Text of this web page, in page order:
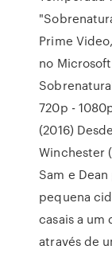
Prime
no
720p -
(2016)
Winchester
Sam e
pequena
casais a um
através de